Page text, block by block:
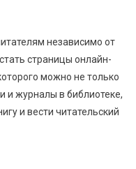
независимо от
страницы онлайн-
можно не только
и журналы в библиотеке,
и вести читательский